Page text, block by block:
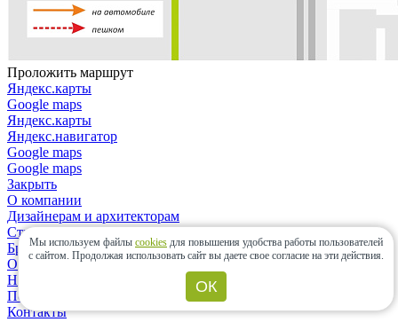
Проложить маршрут
Яндекс.карты
Google maps
Яндекс.карты
Яндекс.навигатор
Google maps
Google maps
Закрыть
О компании
Дизайнерам и архитекторам
Строительным организациям
Бренды
Отзывы
Новости
Политика конфиденциальности
Контакты
Мы используем файлы cookies для повышения удобства работы пользователей
с сайтом. Продолжая использовать сайт вы даете свое согласие на эти действия.
ОК